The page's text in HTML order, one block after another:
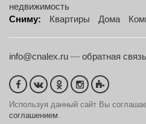
недвижимость
Сниму:
Квартиры Дома
info@cnalex.ru — обратная связь
Используя данный сайт Вы
соглашением.